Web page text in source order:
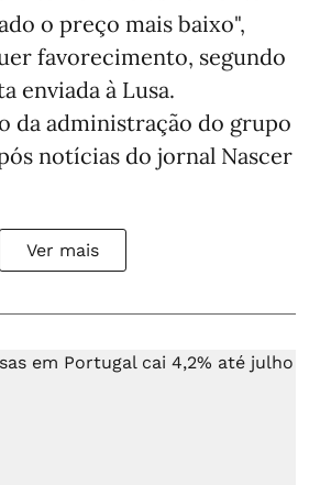
o preço mais baixo",
favorecimento, segundo
enviada à Lusa.
da administração do grupo
notícias do jornal Nascer
Ver mais